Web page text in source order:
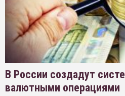
В России создадут
валютными операциями